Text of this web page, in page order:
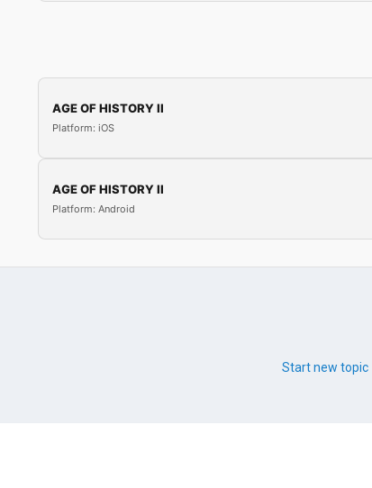
AGE OF HISTORY II
Platform: iOS
AGE OF HISTORY II
Platform: Android
Start new topic